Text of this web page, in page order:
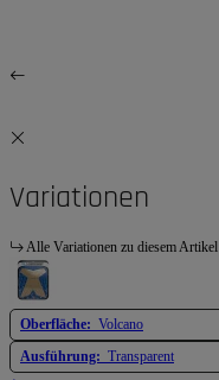
Variationen
Alle Variationen zu diesem Artikel
Oberfläche: Volcano
Ausführung: Transparent